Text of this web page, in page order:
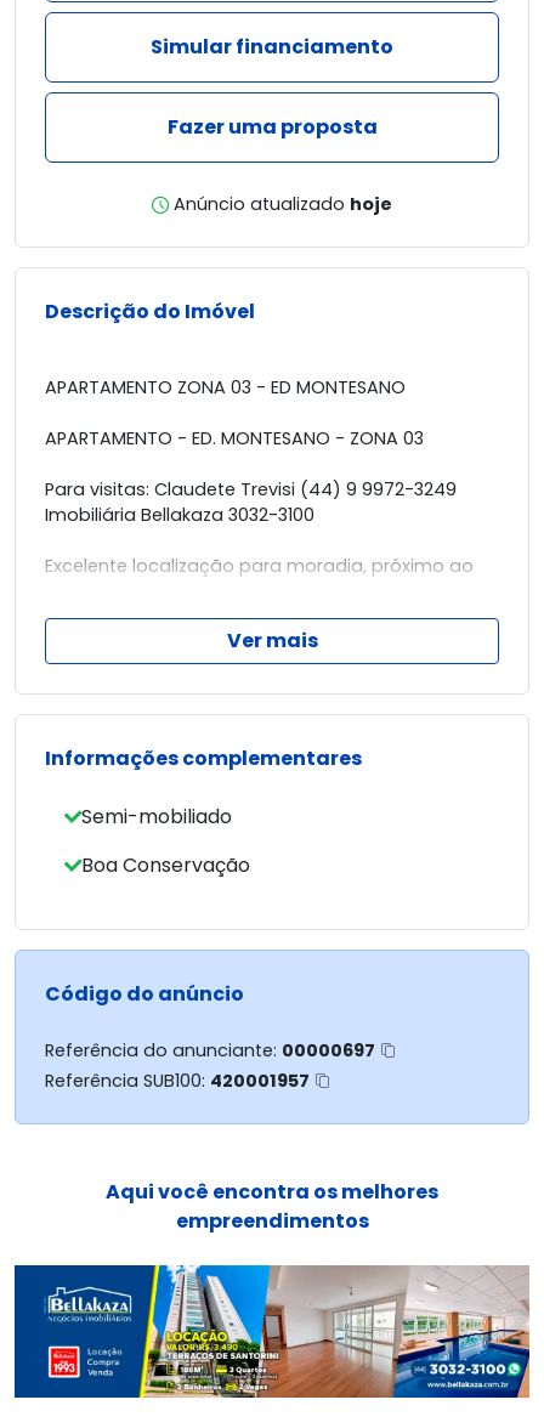
Simular financiamento
Fazer uma proposta
Anúncio atualizado hoje
Descrição do Imóvel
APARTAMENTO ZONA 03 - ED MONTESANO
APARTAMENTO - ED. MONTESANO - ZONA 03
Para visitas: Claudete Trevisi (44) 9 9972-3249
Imobiliária Bellakaza 3032-3100
Excelente localização para moradia, próximo ao
Apartamento 305 - Ed. Montesano
Área privativa 48,10m²
- 2 Quartos
- Sala
- Cozinha com armários
- Bwc social
CONOSCO E MARQUE SUA VISITA.
Ver mais
Informações complementares
Semi-mobiliado
Boa Conservação
Código do anúncio
Referência do anunciante: 00000697
Referência SUB100: 420001957
Aqui você encontra os melhores
empreendimentos